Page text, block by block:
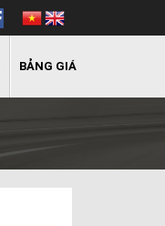
BẢNG GIÁ